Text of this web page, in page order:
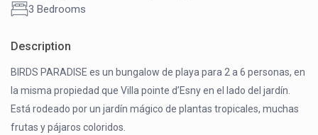
3 Bedrooms
Description
BIRDS PARADISE es un bungalow de playa para 2 a 6 personas, en
la misma propiedad que Villa pointe d’Esny en el lado del jardín.
Está rodeado por un jardín mágico de plantas tropicales, muchas
frutas y pájaros coloridos.